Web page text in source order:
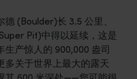
(Boulder)长 3.5 公里、
Pit)中得以延续，这是
生产惊人的 900,000 盎司
多关于世界上最大的露天